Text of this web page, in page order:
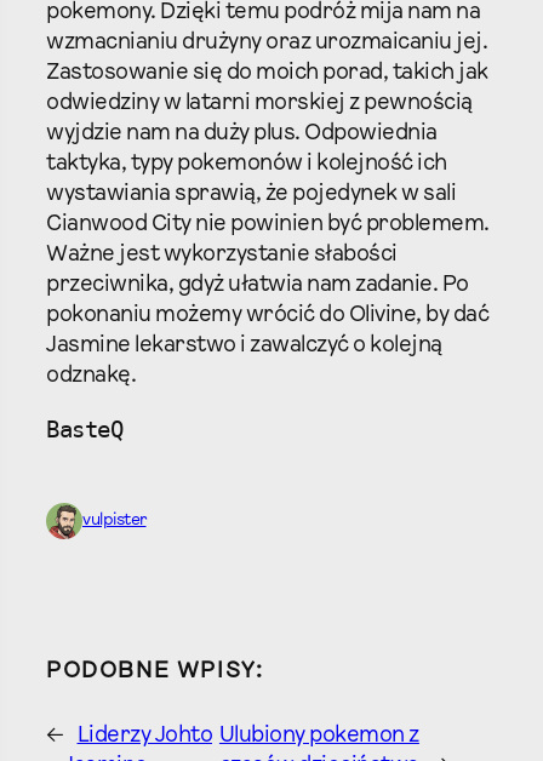
pokemony. Dzięki temu podróż mija nam na
wzmacnianiu drużyny oraz urozmaicaniu jej.
Zastosowanie się do moich porad, takich jak
odwiedziny w latarni morskiej z pewnością
wyjdzie nam na duży plus. Odpowiednia
taktyka, typy pokemonów i kolejność ich
wystawiania sprawią, że pojedynek w sali
Cianwood City nie powinien być problemem.
Ważne jest wykorzystanie słabości
przeciwnika, gdyż ułatwia nam zadanie. Po
pokonaniu możemy wrócić do Olivine, by dać
Jasmine lekarstwo i zawalczyć o kolejną
odznakę.
BasteQ
vulpister
PODOBNE WPISY:
←
Liderzy Johto Ulubiony pokemon z